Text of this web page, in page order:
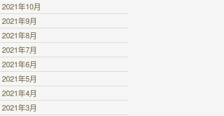
2021年10月
2021年9月
2021年8月
2021年7月
2021年6月
2021年5月
2021年4月
2021年3月